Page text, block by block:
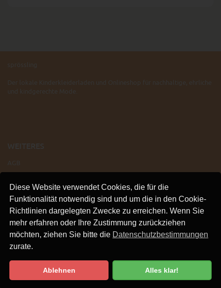
Datenschutzbestimmung
Diese Website verwendet Cookies, die für die
Funktionalität notwendig sind und um die in den Cookie-
Richtlinien dargelegten Zwecke zu erreichen. Wenn Sie
mehr erfahren oder Ihre Zustimmung zurückziehen
möchten, ziehen Sie bitte die Datenschutzbestimmungen
zurate.
Ablehnen Alles klar!
VERSAND
KONTAKT
LINKS